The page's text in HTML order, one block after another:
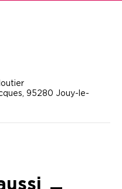
95280 Jouy-le-